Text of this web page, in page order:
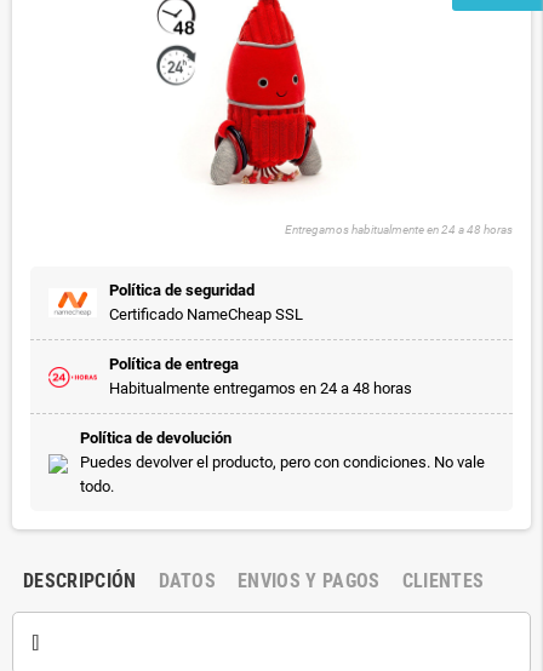
Entregamos habitualmente en 24 a 48 horas
Política de seguridad
Certificado NameCheap SSL
Política de entrega
Habitualmente entregamos en 24 a 48 horas
Política de devolución
Puedes devolver el producto, pero con condiciones. No vale
todo.
DESCRIPCIÓN DATOS ENVIOS Y PAGOS CLIENTES